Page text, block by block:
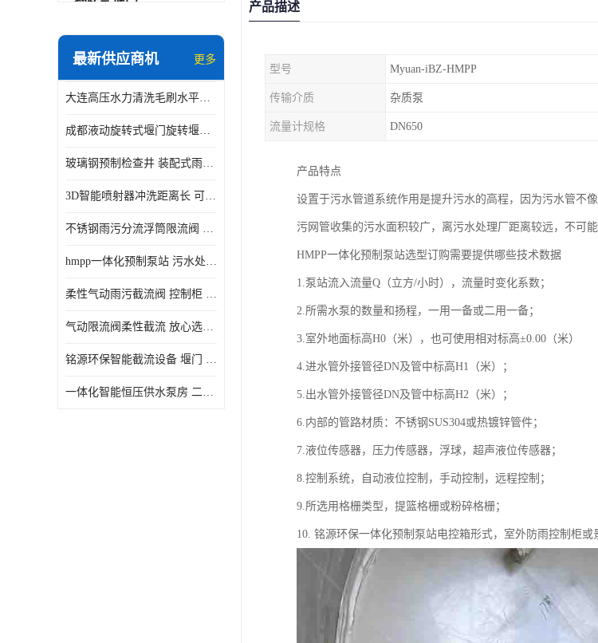
智能一体化雨水泵站
智能一体化供水泵房
智能一体化净水设备
最新供应商机 更多
大连高压水力清洗毛刷水平自清洁滚刷 水力自动冲洗系统 水力清洗
成都液动旋转式堰门旋转堰门 自动控制 SUS304
玻璃钢预制检查井 装配式雨水污水井 初期弃流井 源头厂家
3D智能喷射器冲洗距离长 可270度旋转 高强度水压远距离喷洗
不锈钢雨污分流浮筒限流阀 DN150-DN1000 品质可信
hmpp一体化预制泵站 污水处理系统 乡镇学校市政排水 厂家供应
柔性气动雨污截流阀 控制柜 远程控制安全性高检修方便
气动限流阀柔性截流 放心选购 控源截污铭源环保
铭源环保智能截流设备 堰门 铸铁调节闸门作用 源头商家 可定制
一体化智能恒压供水泵房 二次加压供水设备户外智慧泵房
产品描述
型号 Myuan-iBZ-HMPP
传输介质 杂质泵
流量计规格 DN650
产品特点
设置于污水管道系统作用是提升污水的高程，因为污水管不
污网管收集的污水面积较广，离污水处理厂距离较远，不可
HMPP一体化预制泵站选型订购需要提供哪些技术数据
1.泵站流入流量Q（立方/小时），流量时变化系数；
2.所需水泵的数量和扬程，一用一备或二用一备；
3.室外地面标高H0（米），也可使用相对标高±0.00（米）
4.进水管外接管径DN及管中标高H1（米）；
5.出水管外接管径DN及管中标高H2（米）；
6.内部的管路材质：不锈钢SUS304或热镀锌管件；
7.液位传感器，压力传感器，浮球，超声液位传感器；
8.控制系统，自动液位控制，手动控制，远程控制；
9.所选用格栅类型，提篮格栅或粉碎格栅；
10. 铭源环保一体化预制泵站电控箱形式，室外防雨控制柜或